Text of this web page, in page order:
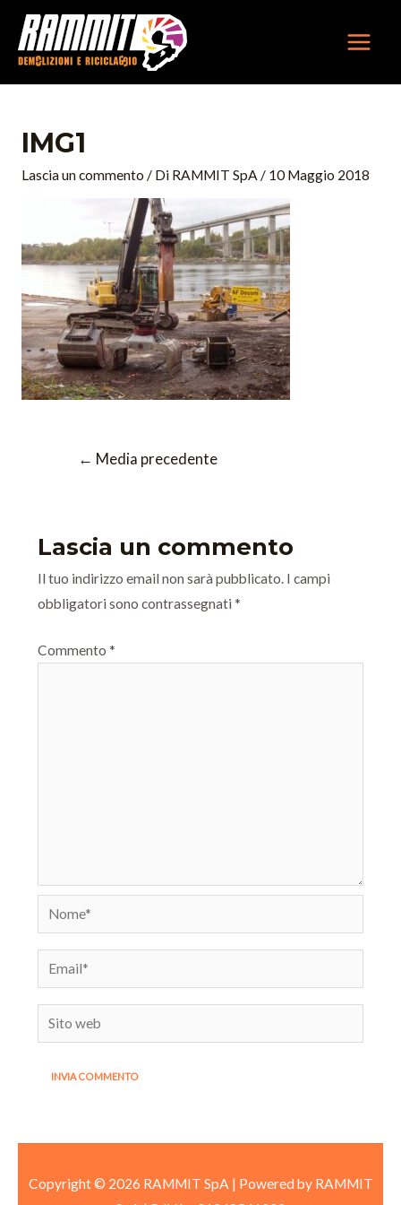
contenuto
IMG1
Lascia un commento / Di RAMMIT SpA / 10 Maggio 2018
← Media precedente
Lascia un commento
Il tuo indirizzo email non sarà pubblicato. I campi
obbligatori sono contrassegnati *
Commento *
Nome*
Email*
Sito
web
Copyright © 2026 RAMMIT SpA | Powered by RAMMIT